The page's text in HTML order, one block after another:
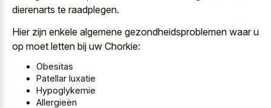
dierenarts te raadplegen.
Hier zijn enkele algemene gezondheidsproblemen waar u
op moet letten bij uw Chorkie:
Obesitas
Patellar luxatie
Hypoglykemie
Allergieën